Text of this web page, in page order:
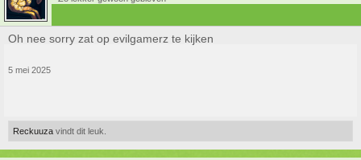
Oh nee sorry zat op evilgamerz te kijken
5 mei 2025
Reckuuza vindt dit leuk.